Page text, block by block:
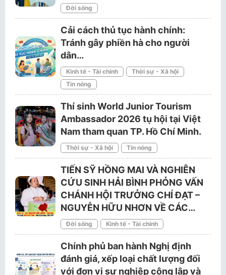
Đời sống
Cải cách thủ tục hành chính:
Tránh gây phiền hà cho người
dân…
Kinh tế - Tài chính
Thời sự - Xã hội
Tin nóng
Thí sinh World Junior Tourism
Ambassador 2026 tụ hội tại Việt
Nam tham quan TP. Hồ Chí Minh.
Thời sự - Xã hội Tin nóng
TIẾN SỸ HỒNG MAI VÀ NGHIÊN
CỨU SINH HẢI BÌNH PHỎNG VẤN
CHÁNH HỘI TRƯỞNG CHÍ ĐẠT –
NGUYỄN HỮU NHƠN VỀ CÁC…
Đời sống Kinh tế - Tài chính
Chính phủ ban hành Nghị định
đánh giá, xếp loại chất lượng đối
với đơn vị sự nghiệp công lập và